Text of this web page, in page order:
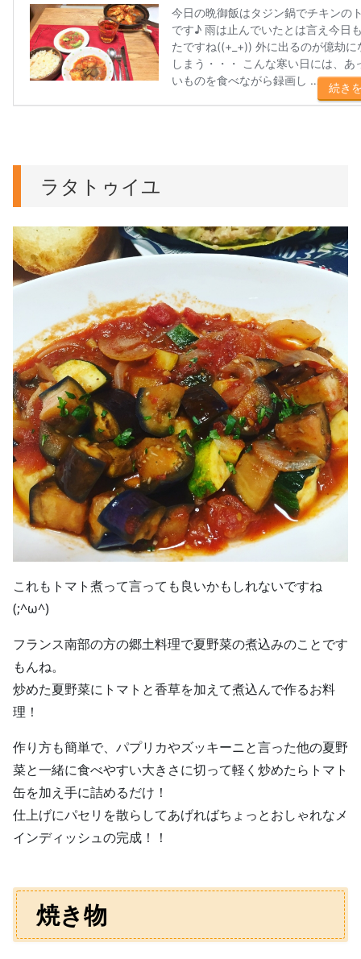
ラタトゥイユ
これもトマト煮って言っても良いかもしれないですね
(;^ω^)
フランス南部の方の郷土料理で夏野菜の煮込みのことです
もんね。
炒めた夏野菜にトマトと香草を加えて煮込んで作るお料
理！
作り方も簡単で、パプリカやズッキーニと言った他の夏野
菜と一緒に食べやすい大きさに切って軽く炒めたらトマト
缶を加え手に詰めるだけ！
仕上げにパセリを散らしてあげればちょっとおしゃれなメ
インディッシュの完成！！
焼き物